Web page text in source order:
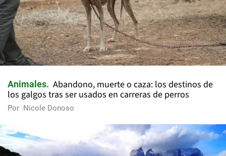
Animales
Abandono, muerte o caza: los destinos de
los galgos tras ser usados en carreras de perros
Por Nicole Donoso